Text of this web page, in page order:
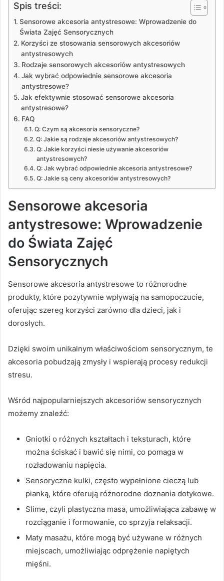
Spis treści:
Sensorowe akcesoria antystresowe: Wprowadzenie do
Świata Zajęć Sensorycznych
Korzyści ze stosowania sensorowych akcesoriów
antystresowych
Rodzaje sensorowych akcesoriów antystresowych
Jak wybrać odpowiednie sensorowe akcesoria
antystresowe?
Jak efektywnie stosować sensorowe akcesoria
antystresowe?
FAQ
Q: Czym są akcesoria sensoryczne?
Q: Jakie są rodzaje akcesoriów antystresowych?
Q: Jakie korzyści niesie używanie akcesoriów
antystresowych?
Q: Jak wybrać odpowiednie akcesoria antystresowe?
Q: Jakie są ceny akcesoriów antystresowych?
Sensorowe akcesoria
antystresowe: Wprowadzenie
do Świata Zajęć
Sensorycznych
Sensorowe akcesoria antystresowe to różnorodne
produkty, które pozytywnie wpływają na samopoczucie,
oferując szereg korzyści zarówno dla dzieci, jak i
dorosłych.
Dzięki swoim unikalnym właściwościom sensorycznym, te
akcesoria pobudzają zmysły i wspierają procesy redukcji
stresu.
Wśród najpopularniejszych akcesoriów sensorycznych
możemy znaleźć:
Gniotki o różnych kształtach i teksturach, które
można ściskać i bawić się nimi, co pomaga w
rozładowaniu napięcia.
Sensoryczne kulki, często wypełnione cieczą lub
pianką, które oferują różnorodne doznania dotykowe.
Slime, czyli plastyczna masa, umożliwiająca zabawę w
rozciąganie i formowanie, co sprzyja relaksacji.
Maty masażu, które mogą być używane w różnych
miejscach, umożliwiając odprężenie napiętych
mięśni.